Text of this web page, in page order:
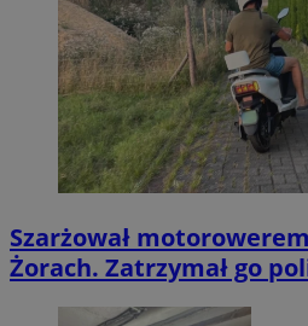
Szarżował
Żorach. Zatrzymał go